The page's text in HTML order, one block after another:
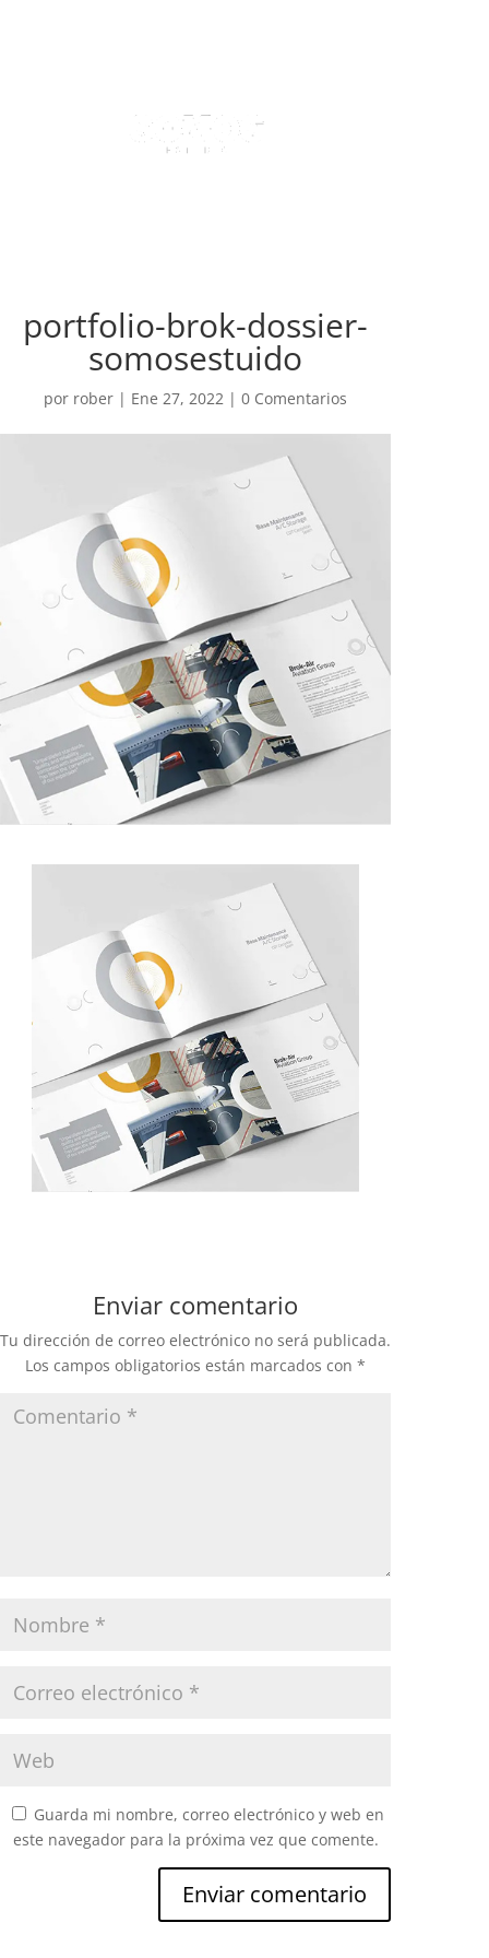
portfolio-brok-dossier-
somosestuido
por rober | Ene 27, 2022 |0 Comentarios
Enviar comentario
Tu dirección de correo electrónico no será publicada.
Los campos obligatorios están marcados con*
Guarda mi nombre, correo electrónico y web en
este navegador para la próxima vez que comente.